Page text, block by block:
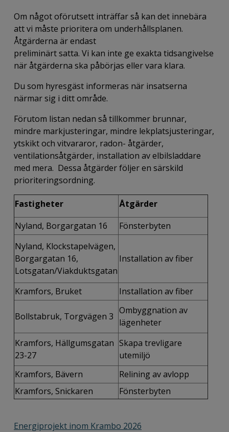
Om något oförutsett inträffar så kan det innebära
att vi måste prioritera om underhållsplanen.
Åtgärderna är endast
preliminärt satta. Vi kan inte ge exakta tidsangivelse
när åtgärderna ska påbörjas eller vara klara.
Du som hyresgäst informeras när insatserna
närmar sig i ditt område.
Förutom listan nedan så tillkommer brunnar,
mindre markjusteringar, mindre lekplatsjusteringar,
ytskikt och vitvararor, radon- åtgärder,
ventilationsåtgärder, installation av elbilsladdare
med mera. Dessa åtgärder följer en särskild
prioriteringsordning.
Fastigheter
Åtgärder
Nyland, Borgargatan 16
Fönsterbyten
Nyland, Klockstapelvägen,
Borgargatan 16,
Lotsgatan/Viakduktsgatan
Installation av fiber
Kramfors, Bruket Installation av fiber
Bollstabruk, Torgvägen 3
Ombyggnation av
lägenheter
Kramfors, Hällgumsgatan
23-27
Skapa trevligare
utemiljö
Kramfors, Bävern
Relining av avlopp
Kramfors, Snickaren
Fönsterbyten
Energiprojekt inom Krambo 2026